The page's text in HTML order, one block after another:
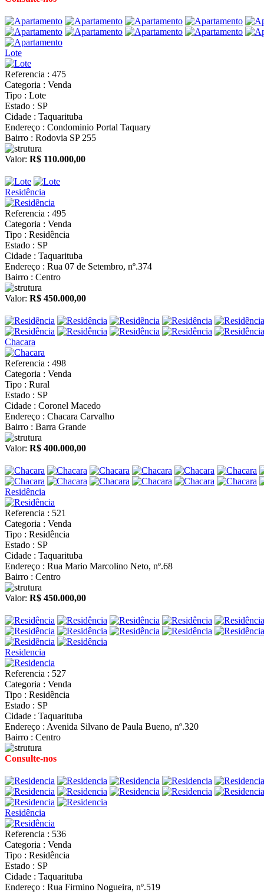
Lote
Referencia : 475
Categoria : Venda
Tipo : Lote
Estado : SP
Cidade : Taquarituba
Endereço : Condominio Portal Taquary
Bairro : Rodovia SP 255
Valor: R$ 110.000,00
Residência
Referencia : 495
Categoria : Venda
Tipo : Residência
Estado : SP
Cidade : Taquarituba
Endereço : Rua 07 de Setembro, nº.374
Bairro : Centro
Valor: R$ 450.000,00
Chacara
Referencia : 498
Categoria : Venda
Tipo : Rural
Estado : SP
Cidade : Coronel Macedo
Endereço : Chacara Carvalho
Bairro : Barra Grande
Valor: R$ 400.000,00
Residência
Referencia : 521
Categoria : Venda
Tipo : Residência
Estado : SP
Cidade : Taquarituba
Endereço : Rua Mario Marcolino Neto, nº.68
Bairro : Centro
Valor: R$ 450.000,00
Residencia
Referencia : 527
Categoria : Venda
Tipo : Residência
Estado : SP
Cidade : Taquarituba
Endereço : Avenida Silvano de Paula Bueno, nº.320
Bairro : Centro
Consulte-nos
Residência
Referencia : 536
Categoria : Venda
Tipo : Residência
Estado : SP
Cidade : Taquarituba
Endereço : Rua Firmino Nogueira, nº.519